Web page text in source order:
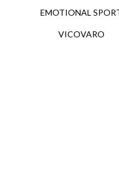
EMOTIONAL
VICOVARO